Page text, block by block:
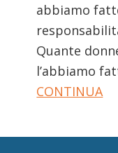
abbiamo
Quante
l’abbiamo
CONTINUA